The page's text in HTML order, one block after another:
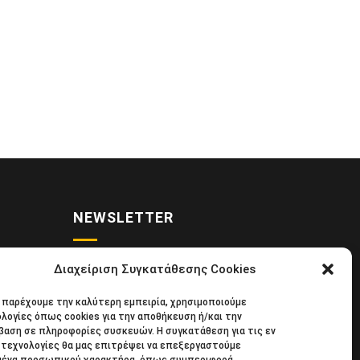
Διαχείριση Συγκατάθεσης Cookies
παρέχουμε την καλύτερη εμπειρία, χρησιμοποιούμε
όπως cookies για την αποθήκευση ή/και την
σε πληροφορίες συσκευών. Η συγκατάθεση για τις εν
θα μας επιτρέψει να επεξεργαστούμε
NEWSLETTER
Κάντε εγγραφή στο ηλεκτρονικό μας
φυλλάδιο και μείνετε στο επίκεντρο
της οικονομικής επικαιρότητας.